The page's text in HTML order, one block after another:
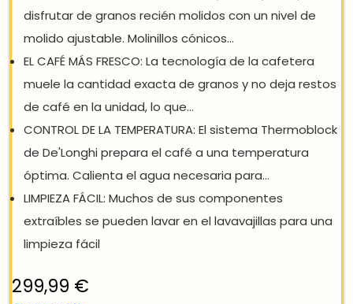
DE'LONGHI MAGNIFICA S ECAM11.112.B,
CAFETERA SUPERAUTOMÁTICA CON
BOQUILLA PARA LECHE, CAFETERA
ESPRESSO DEL GRANO A LA TAZA...
DEL GRANO A LA TAZA: Disfruta de un café a la taza.
cafetera muele los granos frescos antes de su uso.
Incluye un recipiente para granos...
TECNOLOGÍA DE MOLIDO: Tecnología integrada para
disfrutar de granos recién molidos con un nivel de
molido ajustable. Molinillos cónicos...
EL CAFÉ MÁS FRESCO: La tecnología de la cafetera
de café en la unidad, lo que...